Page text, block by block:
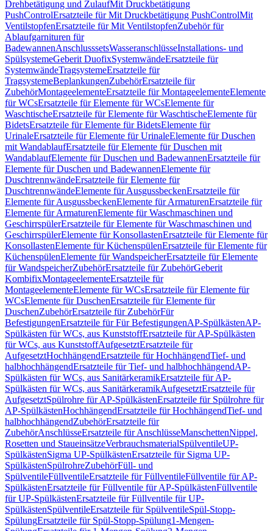
Drehbetätigung und ZulaufMit Druckbetätigung
PushControlErsatzteile für Mit Druckbetätigung PushControlMit
VentilstopfenErsatzteile für Mit VentilstopfenZubehör für
Ablaufgarnituren für
BadewannenAnschlusssetsWasseranschlüsseInstallations- und
SpülsystemeGeberit DuofixSystemwändeErsatzteile für
SystemwändeTragsystemeErsatzteile für
TragsystemeBeplankungenZubehörErsatzteile für
ZubehörMontageelementeErsatzteile für MontageelementeElemente
für WCsErsatzteile für Elemente für WCsElemente für
WaschtischeErsatzteile für Elemente für WaschtischeElemente für
BidetsErsatzteile für Elemente für BidetsElemente für
UrinaleErsatzteile für Elemente für UrinaleElemente für Duschen
mit WandablaufErsatzteile für Elemente für Duschen mit
WandablaufElemente für Duschen und BadewannenErsatzteile für
Elemente für Duschen und BadewannenElemente für
DuschtrennwändeErsatzteile für Elemente für
DuschtrennwändeElemente für AusgussbeckenErsatzteile für
Elemente für AusgussbeckenElemente für ArmaturenErsatzteile für
Elemente für ArmaturenElemente für Waschmaschinen und
GeschirrspülerErsatzteile für Elemente für Waschmaschinen und
GeschirrspülerElemente für KonsollastenErsatzteile für Elemente für
KonsollastenElemente für KüchenspülenErsatzteile für Elemente für
KüchenspülenElemente für WandspeicherErsatzteile für Elemente
für WandspeicherZubehörErsatzteile für ZubehörGeberit
KombifixMontageelementeErsatzteile für
MontageelementeElemente für WCsErsatzteile für Elemente für
WCsElemente für DuschenErsatzteile für Elemente für
DuschenZubehörErsatzteile für ZubehörFür
BefestigungenErsatzteile für Für BefestigungenAP-SpülkästenAP-
Spülkästen für WCs, aus KunststoffErsatzteile für AP-Spülkästen
für WCs, aus KunststoffAufgesetztErsatzteile für
AufgesetztHochhängendErsatzteile für HochhängendTief- und
halbhochhängendErsatzteile für Tief- und halbhochhängendAP-
Spülkästen für WCs, aus SanitärkeramikErsatzteile für AP-
Spülkästen für WCs, aus SanitärkeramikAufgesetztErsatzteile für
AufgesetztSpülrohre für AP-SpülkästenErsatzteile für Spülrohre für
AP-SpülkästenHochhängendErsatzteile für HochhängendTief- und
halbhochhängendZubehörErsatzteile für
ZubehörAnschlüsseErsatzteile für AnschlüsseManschettenNippel,
Rosetten und StaueinsätzeVerbrauchsmaterialSpülventileUP-
SpülkästenSigma UP-SpülkästenErsatzteile für Sigma UP-
SpülkästenSpülrohreZubehörFüll- und
SpülventileFüllventileErsatzteile für FüllventileFüllventile für AP-
SpülkästenErsatzteile für Füllventile für AP-SpülkästenFüllventile
für UP-SpülkästenErsatzteile für Füllventile für UP-
SpülkästenSpülventileErsatzteile für SpülventileSpül-Stopp-
SpülungErsatzteile für Spül-Stopp-Spülung1-Mengen-